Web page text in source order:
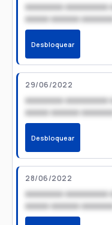
xxxxxxxx xxxxxxxxx
xxxxx xxxxxx
Desbloquear
29/06/2022
xxxxxxxx xxxxxxxxx
xxxxx xxxxxx
Desbloquear
28/06/2022
xxxxxxxx xxxxxxxxx
xxxxx xxxxxx